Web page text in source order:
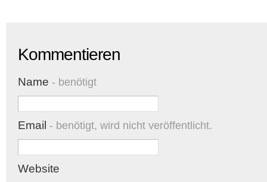
Kommentieren
Name - benötigt
Email - benötigt, wird nicht veröffentlicht.
Website